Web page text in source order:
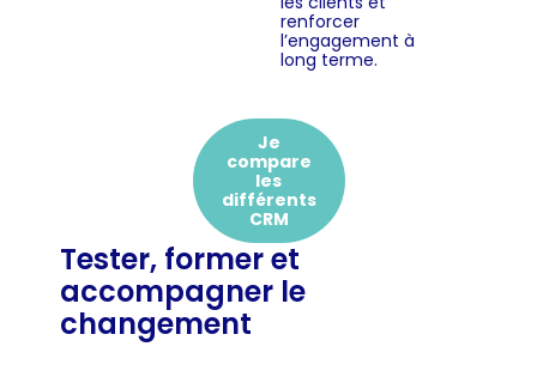
renforcer
l’engagement à
long terme.
Je
compare
les
différents
CRM
Tester, former et
accompagner le
changement